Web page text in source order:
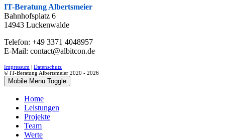
IT-Beratung Albertsmeier
Bahnhofsplatz 6
14943 Luckenwalde
Telefon: +49 3371 4048957
E-Mail: contact@albitcon.de
Impressum
Datenschutz
© IT-Beratung Albertsmeier 2020 - 2026
Mobile Menu Toggle
Home
Leistungen
Projekte
Team
Werte